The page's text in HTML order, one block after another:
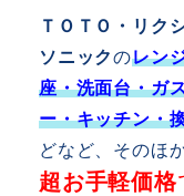
ＴＯＴＯ・リク
ソニックのレン
座・洗面台・ガ
ー・キッチン・
どなど、そのほ
超お手軽価格